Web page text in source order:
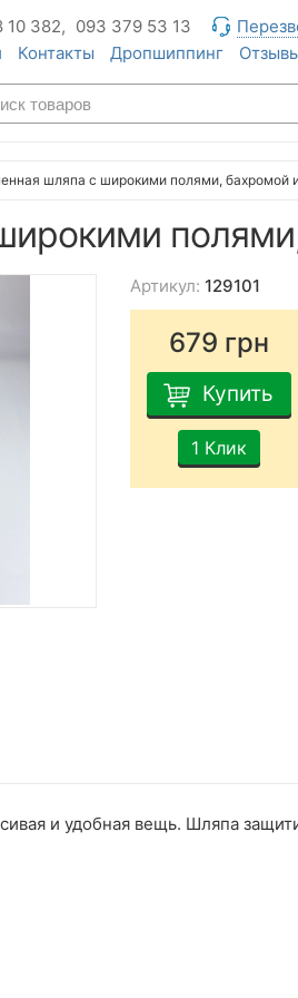
10 382, 093 379 53 13
Контакты Дропшиппинг
шляпа с широкими полями, бахромой
Артикул: 129101
679 грн
Купить
1 Клик
и удобная вещь. Шляпа